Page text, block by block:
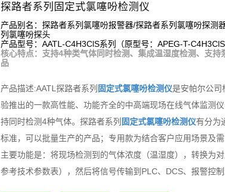
探路者系列固定式氯噻吩检测仪
产品别名：探路者系列氯噻吩报警器/探路者系列氯噻吩探测
列氯噻吩探头
产品型号：AATL-C4H3ClS系列（原型号：APEG-T-C4H3ClS
核心特点：支持4种类气体同时检测、集成温湿度检测、支
品
产品描述:AATL探路者系列 固定式氯噻吩检测仪是安帕尔公司
验推出的一款高性能、功能齐全的中高端现场在线气体监测
持同时检测4种气体。探路者系列 固定式氯噻吩检测仪有分为
标准，可以批量生产的产品；专用款为结合客户应用场景及
主要功能是：将现场检测到的气体浓度（温湿度），转换为
参考技术参数表），然后将信号传输到PLC、DCS、报警控